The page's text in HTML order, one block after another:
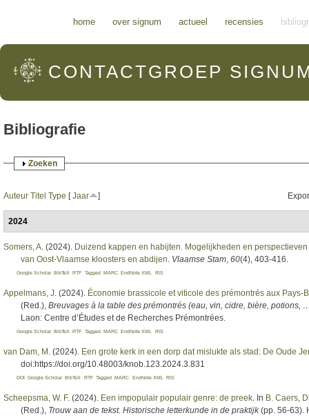
home over signum actueel recensies
CONTACTGROEP
Bibliografie
Weergeven
Zoeken
Auteur Titel Type [Jaar ]
2024
Somers, A . (2024). Duizend kappen en habijten. Mogelijkheden en
van Oost-Vlaamse kloosters en abdijen Vlaamse Stam 60(4), 403-416.
Google Scholar BibTeX RTF Tagged MARC EndNote XML RIS
Appelmans, J . (2024). Économie brassicole et viticole des prémontrés aux Pays-
(Red.) Breuvages à la table des prémontrés (eau, vin, cidre, bière, potions,
Laon: Centre d’Études et de Recherches Prémontrées.
Google Scholar BibTeX RTF Tagged MARC EndNote XML RIS
van Dam, M . (2024). Een grote kerk in een dorp dat mislukte als stad: De Oude
doi:https://doi.org/10.48003/knob.123.2024.3.831
DOI Google Scholar BibTeX RTF Tagged MARC EndNote XML RIS
Scheepsma, W. F. (2024). Een impopulair populair genre: de preek . In B. Caers
(Red.) Trouw aan de tekst. Historische letterkunde in de praktijk(pp. 56-63).